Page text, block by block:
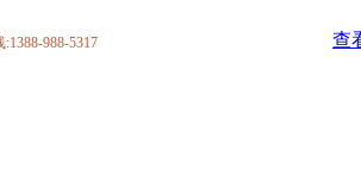
988-5317 查